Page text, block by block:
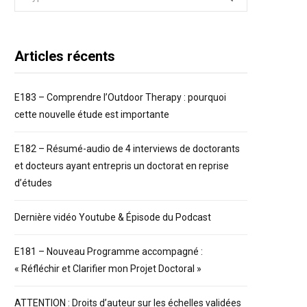
Articles récents
E183 – Comprendre l’Outdoor Therapy : pourquoi
cette nouvelle étude est importante
E182 – Résumé-audio de 4 interviews de doctorants
et docteurs ayant entrepris un doctorat en reprise
d’études
Dernière vidéo Youtube & Épisode du Podcast
E181 – Nouveau Programme accompagné :
« Réfléchir et Clarifier mon Projet Doctoral »
ATTENTION : Droits d’auteur sur les échelles validées